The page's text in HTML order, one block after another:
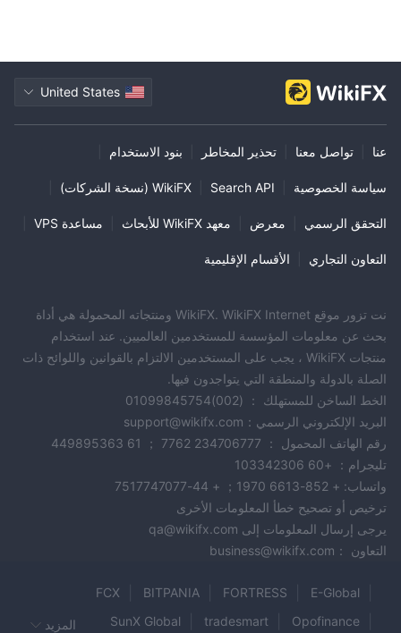
United States
عنا تواصل معنا تحذير المخاطر بنود الاستخدام
سياسة الخصوصية Search API WikiFX (نسخة الشركات)
التحقق الرسمي معرض معهد WikiFX للأبحاث مساعدة VPS
التعاون التجاري الأقسام الإقليمية
نت تزور موقع WikiFX. WikiFX Internet ومنتجاته المحمولة هي أداة
بحث عن معلومات المؤسسة للمستخدمين العالميين. عند استخدام
منتجات WikiFX ، يجب على المستخدمين الالتزام بالقوانين واللوائح ذات
الصلة بالدولة والمنطقة التي يتواجدون فيها.
الخط الساخن للمستهلك ： (002)01099845754
البريد الإلكتروني الرسمي：support@wikifx.com
رقم الهاتف المحمول ： 234706777 7762 ； 61 449895363
تليجرام： +60 103342306
واتساب: + 852-6613 1970； + 44-7517747077
ترخيص أو تصحيح خطأ المعلومات الأخرى
يرجى إرسال المعلومات إلى qa@wikifx.com
التعاون ：business@wikifx.com
E-Global
FORTRESS
BITPANIA
FCX
Opofinance
tradesmart
SunX Global المزيد